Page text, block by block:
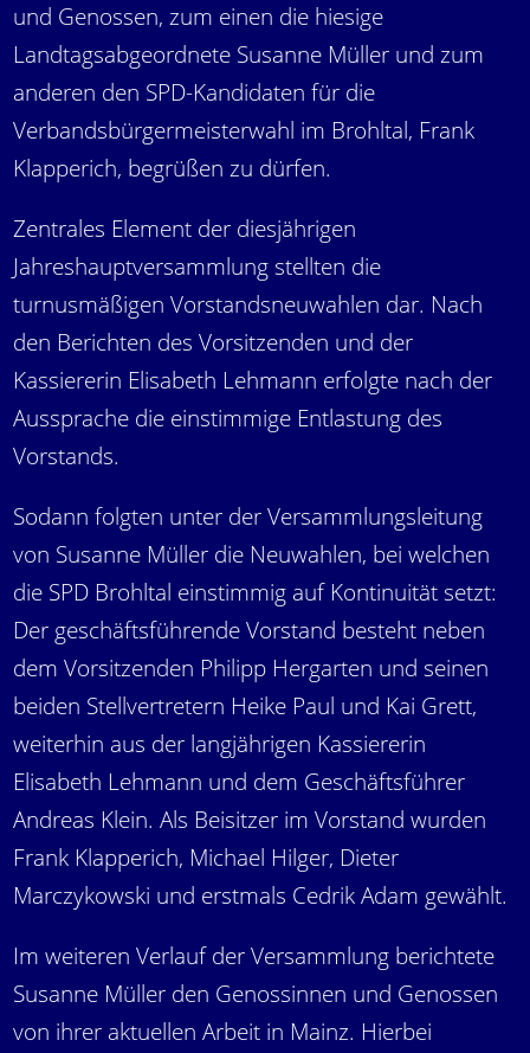
und Genossen, zum einen die hiesige
Landtagsabgeordnete Susanne Müller und zum
anderen den SPD-Kandidaten für die
Verbandsbürgermeisterwahl im Brohltal, Frank
Klapperich, begrüßen zu dürfen.
Zentrales Element der diesjährigen
Jahreshauptversammlung stellten die
turnusmäßigen Vorstandsneuwahlen dar. Nach
den Berichten des Vorsitzenden und der
Kassiererin Elisabeth Lehmann erfolgte nach der
Aussprache die einstimmige Entlastung des
Vorstands.
Sodann folgten unter der Versammlungsleitung
von Susanne Müller die Neuwahlen, bei welchen
die SPD Brohltal einstimmig auf Kontinuität setzt:
Der geschäftsführende Vorstand besteht neben
dem Vorsitzenden Philipp Hergarten und seinen
beiden Stellvertretern Heike Paul und Kai Grett,
weiterhin aus der langjährigen Kassiererin
Elisabeth Lehmann und dem Geschäftsführer
Andreas Klein. Als Beisitzer im Vorstand wurden
Frank Klapperich, Michael Hilger, Dieter
Marczykowski und erstmals Cedrik Adam gewählt.
Im weiteren Verlauf der Versammlung berichtete
Susanne Müller den Genossinnen und Genossen
von ihrer aktuellen Arbeit in Mainz. Hierbei